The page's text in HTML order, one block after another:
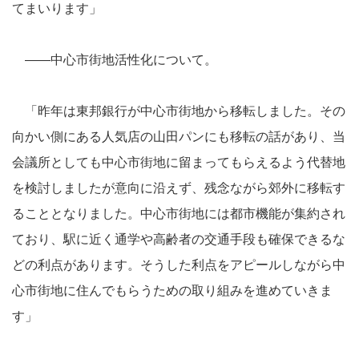
てまいります」
――中心市街地活性化について。
「昨年は東邦銀行が中心市街地から移転しました。その
向かい側にある人気店の山田パンにも移転の話があり、当
会議所としても中心市街地に留まってもらえるよう代替地
を検討しましたが意向に沿えず、残念ながら郊外に移転す
ることとなりました。中心市街地には都市機能が集約され
ており、駅に近く通学や高齢者の交通手段も確保できるな
どの利点があります。そうした利点をアピールしながら中
心市街地に住んでもらうための取り組みを進めていきま
す」